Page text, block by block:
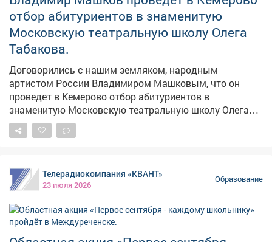
Мариинского театра, который скоро откроется в
Музейно-театральном комплексе Кемерова.
Сотрудничество со школой Табакова и другими
творческими вузами страны будет продолжено.
отбор абитуриентов в знаменитую
Московскую театральную школу Олега
Табакова.
Договорились с нашим земляком, народным
артистом России Владимиром Машковым, что он
проведет в Кемерово отбор абитуриентов в
знаменитую Московскую театральную школу Олега
Табакова. Для одаренных кузбасских ребят это
уникальный шанс - поработать с ведущими актерами
региона. Успех каждого кузбассовца на федеральном
уровне - мощный стимул для тысяч других парней и
девчонок. Наша задача - сделать так, чтобы после
обучения в столицах ребята возвращались домой, в
Кузбасс, и помогали выводить на новый уровень
Телерадиокомпания «КВАНТ»
23 июля 2026
Образование